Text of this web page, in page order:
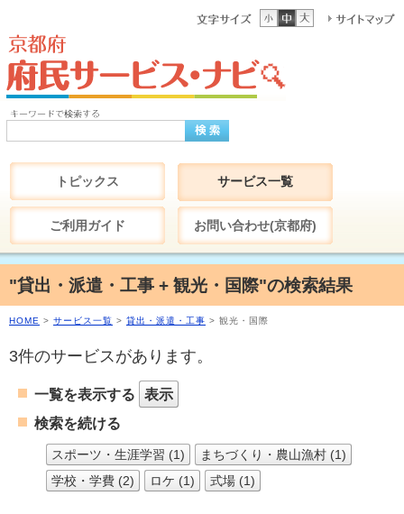
トピックス サービス一覧
ご利用ガイド お問い合わせ(京都府)
"貸出・派遣・工事 + 観光・国際"の検索結果
HOME > サービス一覧 > 貸出・派遣・工事 > 観光・国際
3件のサービスがあります。
一覧を表示する
表示
検索を続ける
スポーツ・生涯学習 (1)
まちづくり・農山漁村 (1)
学校・学費 (2)
ロケ (1) 式場 (1)